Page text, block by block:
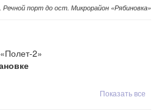
порт до ост. Микрорайон «Рябиновка»
2»
Показать все